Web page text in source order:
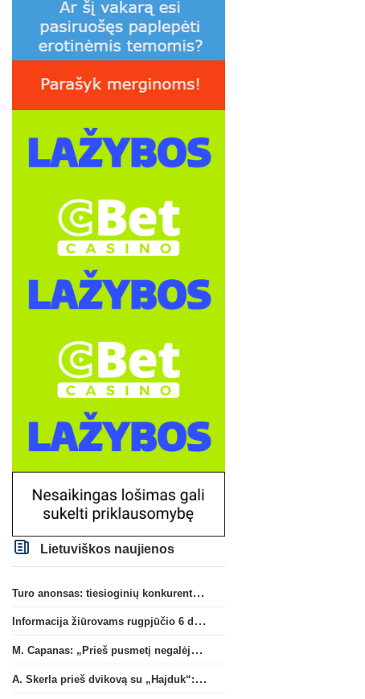
Lietuviškos naujienos
Turo anonsas: tiesioginių konkurentų dvikova Gargžduose
Informacija žiūrovams rugpjūčio 6 d. UEFA rungtynėms
M. Capanas: „Prieš pusmetį negalėjau net įsivaizduoti, kad žaisime prieš „Hajduk“
A. Skerla prieš dvikovą su „Hajduk“: „Tai kito kalibro komanda“